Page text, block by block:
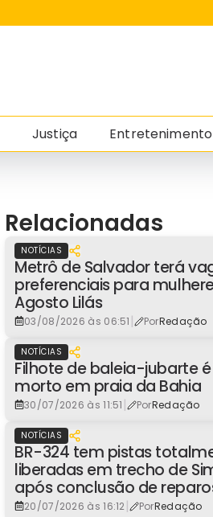
Justiça Entretenimento
Relacionadas
NOTÍCIAS
Metrô de Salvador terá
preferenciais para
Agosto Lilás
03/08/2026 às 06:51 | PorRedação
NOTÍCIAS
Filhote de baleia-jubarte
morto em praia da Bahia
30/07/2026 às 11:51 | PorRedação
NOTÍCIAS
BR-324 tem pistas
liberadas em trecho de
após conclusão de
20/07/2026 às 16:12| PorRedação